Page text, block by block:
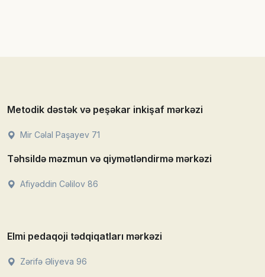
Metodik dəstək və peşəkar inkişaf mərkəzi
Mir Cəlal Paşayev 71
Təhsildə məzmun və qiymətləndirmə mərkəzi
Afiyəddin Cəlilov 86
Elmi pedaqoji tədqiqatları mərkəzi
Zərifə Əliyeva 96